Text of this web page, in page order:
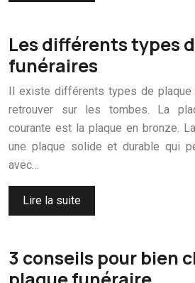
Les différents types
funéraires
Il existe différents types de plaque
retrouver sur les tombes. La
courante est la plaque en bronze.
une plaque solide et durable qui
avec…
Lire la suite
3 conseils pour bien